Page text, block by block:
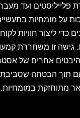
פלייליסטים ועד
על מומחיות
כדי ליצור חוויות לקוח
גישה זו משחררת
אחרים של
תוך הבטחה שסביבת
מתוחזקת במומחיות.